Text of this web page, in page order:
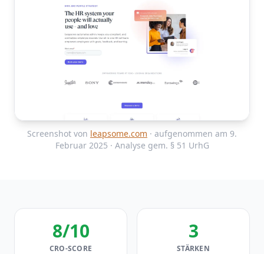
Screenshot von leapsome.com · aufgenommen am 9.
Februar 2025 · Analyse gem. § 51 UrhG
8/10
CRO-SCORE
3
STÄRKEN